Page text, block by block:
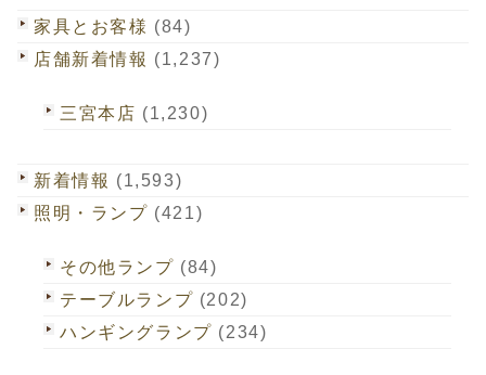
家具とお客様 (84)
店舗新着情報 (1,237)
三宮本店 (1,230)
新着情報 (1,593)
照明・ランプ (421)
その他ランプ (84)
テーブルランプ (202)
ハンギングランプ (234)